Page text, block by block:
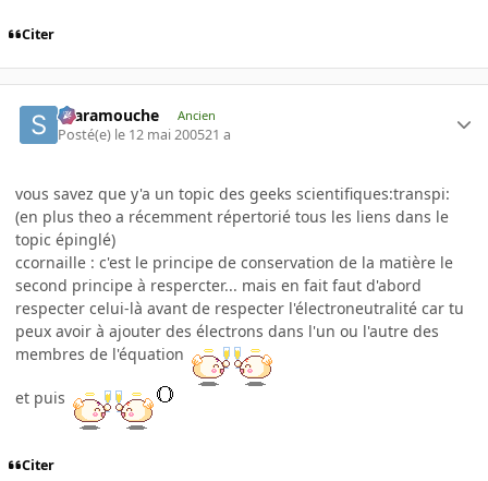
Citer
Scaramouche Ancien
Posté(e) le 12 mai 200521 a
vous savez que y'a un topic des geeks scientifiques:transpi:
(en plus theo a récemment répertorié tous les liens dans le
topic épinglé)
ccornaille : c'est le principe de conservation de la matière le
second principe à respercter... mais en fait faut d'abord
respecter celui-là avant de respecter l'électroneutralité car tu
peux avoir à ajouter des électrons dans l'un ou l'autre des
membres de l'équation
et puis
Citer